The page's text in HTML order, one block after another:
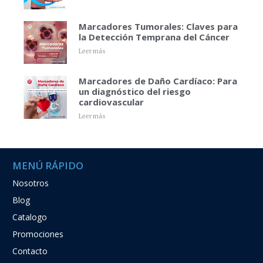
Marcadores Tumorales: Claves para
la Detección Temprana del Cáncer
Leer más
Marcadores de Daño Cardíaco: Para
un diagnóstico del riesgo
cardiovascular
Leer más
MENÚ RÁPIDO
Nosotros
Blog
Catalogo
Promociones
Contacto